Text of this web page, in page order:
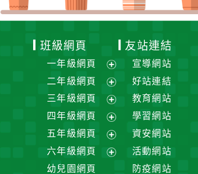
班級網頁
一年級網頁
展
選
單
二年級網頁
展
選
單
三年級網頁
展
選
單
四年級網頁
展
選
五年級網頁
展
六年級網頁
幼兒園網頁
友站連結
宣導網站
好站連結
教育網站
學習網站
資安網站
活動網站
防疫網站